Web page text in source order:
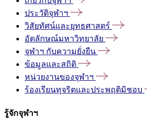
ประวัติจุฬาฯ
วิสัยทัศน์และยุทธศาสตร์
อัตลักษณ์มหาวิทยาลัย
จุฬาฯ กับความยั่งยืน
ข้อมูลและสถิติ
หน่วยงานของจุฬาฯ
ร้องเรียนทุจริตและประพฤติมิชอบ
รู้จักจุฬาฯ